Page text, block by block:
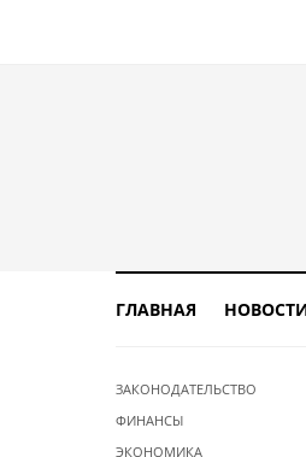
ГЛАВНАЯ
ЗАКОНОДАТЕЛЬСТВО
ФИНАНСЫ
ЭКОНОМИКА